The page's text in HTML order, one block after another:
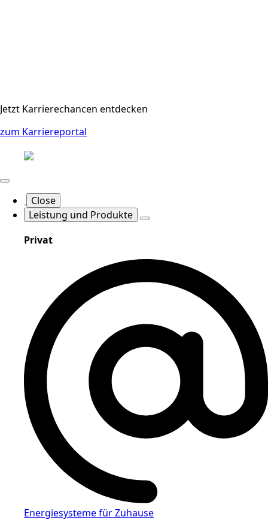
Jetzt Karrierechancen entdecken
zum Karriereportal
Close
Leistung und Produkte
Privat
Energiesysteme für Zuhause